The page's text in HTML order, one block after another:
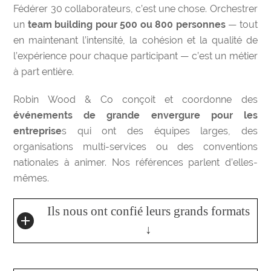
Fédérer 30 collaborateurs, c’est une chose. Orchestrer
un team building pour 500 ou 800 personnes— tout
en maintenant l’intensité, la cohésion et la qualité de
l’expérience pour chaque participant — c’est un métier
à part entière.
Robin Wood & Co conçoit et coordonne des
événements de grande envergure pour les
entreprises qui ont des équipes larges, des
organisations multi-services ou des conventions
nationales à animer. Nos références parlent d’elles-
mêmes.
Ils nous ont confié leurs grands formats
↓